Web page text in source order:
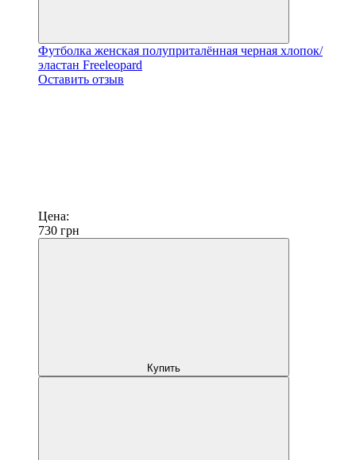
Футболка женская полуприталённая черная хлопок/
эластан Freeleopard
Оставить отзыв
Цена:
730 грн
Купить